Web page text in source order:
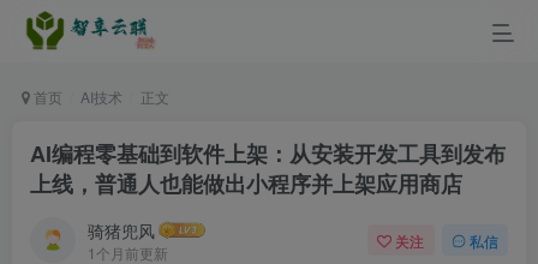
首页 AI技术 正文
AI编程零基础到软件上架：从安装开发工具到发布
上线，普通人也能做出小程序并上架应用商店
骑猪兜风
1个月前更新
关注 私信